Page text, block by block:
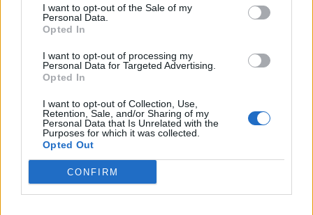
I want to opt-out of the Sale of my
Personal Data.
Opted In
I want to opt-out of processing my
Personal Data for Targeted Advertising.
Opted In
I want to opt-out of Collection, Use,
Retention, Sale, and/or Sharing of my
Personal Data that Is Unrelated with the
Purposes for which it was collected.
Opted Out
CONFIRM
06/08/2026 - 13:05 ΕΠΙΧΕΙΡΗΣΕΙΣ
2026
06/08/2026 - 12:43
DIRECTION BUSINESS NETWORK